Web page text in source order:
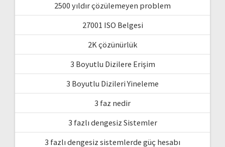
2500 yıldır çözülemeyen problem
27001 ISO Belgesi
2K çözünürlük
3 Boyutlu Dizilere Erişim
3 Boyutlu Dizileri Yineleme
3 faz nedir
3 fazlı dengesiz Sistemler
3 fazlı dengesiz sistemlerde güç hesabı